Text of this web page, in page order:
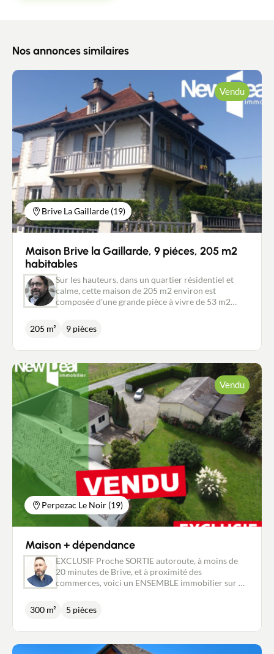
Nos annonces similaires
Brive La Gaillarde (19)
Vendu
Maison Brive la Gaillarde, 9 piéces, 205 m2
habitables
Sur les hauteurs, dans un quartier résidentiel et
calme, cette maison de 205 m2 environ est
composée d'une grande pièce à vivre de 53 m2
1 salle d'eau, bureau, buanderie, garage et cave.
Deux entrées séparées permettent d'envisager
jardin plat et très belle vue sur le bassin briviste.
Proximité école et tous commerces. Pour de plus
amples informations, merci de me contacter au :
06.18.09.21.65 ou p.marsat@newdealimmobilier.fr
Patrice MARSAT - Mandataire immobilier
indépendant NEW DEAL IMMOBILIER enregistré
au RSAC de Brive sous le no 495 320 079.
205 m² 9 pièces
Perpezac Le Noir (19)
Vendu
Maison + dépendance
EXCLUSIF Proche SORTIE autoroute, à moins de
20 minutes de Brive, et à proximité des
commerces, voici un ENSEMBLE immobilier sur un
vis-à-vis, comprenant : une MAISON d'habitation,
d'environ 108 m², qui a été rénovée en 2015. Elle
ouverte sur une cuisine américaine équipée. Une
300 m² 5 pièces